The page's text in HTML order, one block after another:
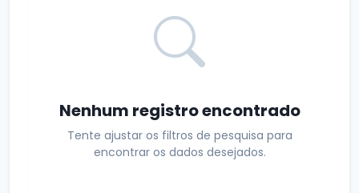
Nenhum registro encontrado
Tente ajustar os filtros de pesquisa para
encontrar os dados desejados.